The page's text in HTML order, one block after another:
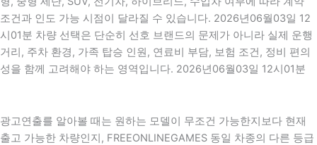
조건과 인도 가능 시점이 달라질 수 있습니다. 2026년06월03일 12
시01분 차량 선택은 단순히 선호 브랜드의 문제가 아니라 실제 운행
거리, 주차 환경, 가족 탑승 인원, 연료비 부담, 보험 조건, 정비 편의
성을 함께 고려해야 하는 영역입니다. 2026년06월03일 12시01분
광고연출를 알아볼 때는 원하는 모델이 무조건 가능한지보다 현재
출고 가능한 차량인지, FREEONLINEGAMES 동일 차종의 다른 등급